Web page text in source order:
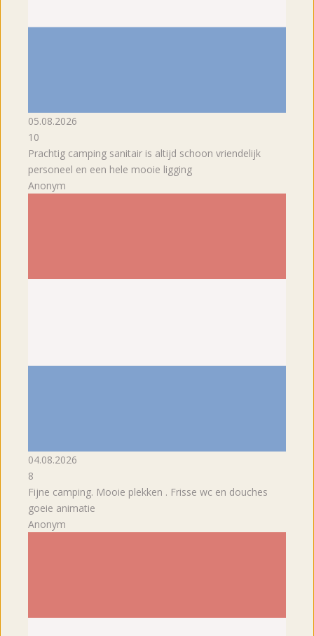
05.08.2026
10
Prachtig camping sanitair is altijd schoon vriendelijk
personeel en een hele mooie ligging
Anonym
04.08.2026
8
Fijne camping. Mooie plekken . Frisse wc en douches
goeie animatie
Anonym